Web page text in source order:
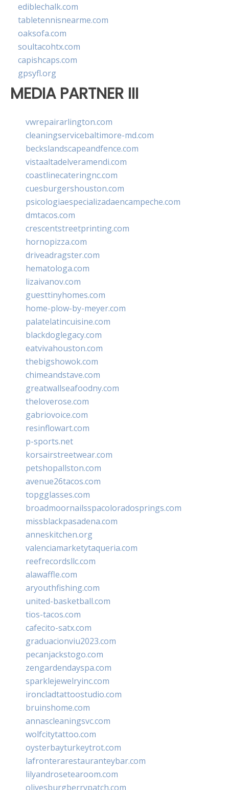
ediblechalk.com
tabletennisnearme.com
oaksofa.com
soultacohtx.com
capishcaps.com
gpsyfl.org
MEDIA PARTNER III
vwrepairarlington.com
cleaningservicebaltimore-md.com
beckslandscapeandfence.com
vistaaltadelveramendi.com
coastlinecateringnc.com
cuesburgershouston.com
psicologiaespecializadaencampeche.com
dmtacos.com
crescentstreetprinting.com
hornopizza.com
driveadragster.com
hematologa.com
lizaivanov.com
guesttinyhomes.com
home-plow-by-meyer.com
palatelatincuisine.com
blackdoglegacy.com
eatvivahouston.com
thebigshowok.com
chimeandstave.com
greatwallseafoodny.com
theloverose.com
gabriovoice.com
resinflowart.com
p-sports.net
korsairstreetwear.com
petshopallston.com
avenue26tacos.com
topgglasses.com
broadmoornailsspacoloradosprings.com
missblackpasadena.com
anneskitchen.org
valenciamarketytaqueria.com
reefrecordsllc.com
alawaffle.com
aryouthfishing.com
united-basketball.com
tios-tacos.com
cafecito-satx.com
graduacionviu2023.com
pecanjackstogo.com
zengardendayspa.com
sparklejewelryinc.com
ironcladtattoostudio.com
bruinshome.com
annascleaningsvc.com
wolfcitytattoo.com
oysterbayturkeytrot.com
lafronterarestauranteybar.com
lilyandrosetearoom.com
olivesburgberrypatch.com